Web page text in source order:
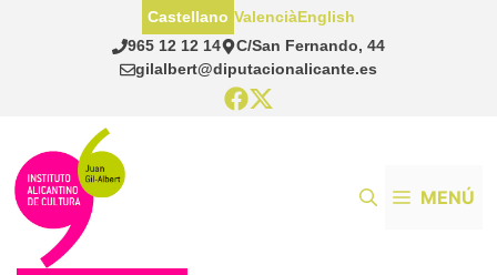
965 12 12 14
C/San Fernando, 44
gilalbert@diputacionalicante.es
Castellano ValenciàEnglish
MENÚ